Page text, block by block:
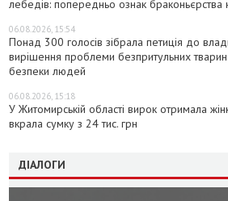
лебедів: попередньо ознак браконьєрства
06.08.2026, 15:54
Понад 300 голосів зібрала петиція до
вирішення проблеми безпритульних
безпеки людей
06.08.2026, 15:18
У Житомирській області вирок отримала
вкрала сумку з 24 тис. грн
ДІАЛОГИ